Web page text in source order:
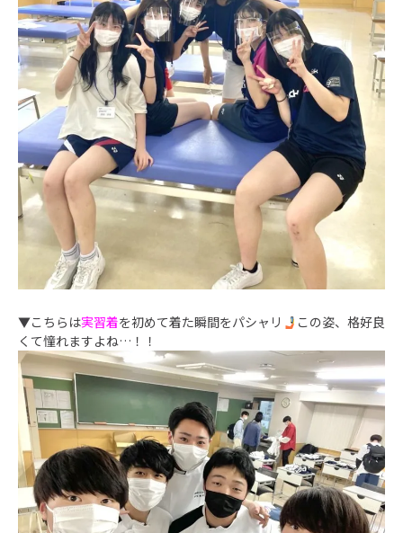
▼こちらは実習着を初めて着た瞬間をパシャリ
この姿、格好良
くて憧れますよね…！！